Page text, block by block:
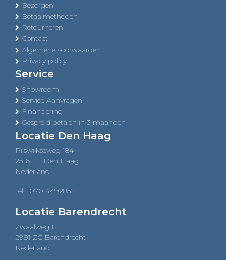
Bezorgen
Betaalmethoden
Retourneren
Contact
Algemene voorwaarden
Privacy policy
Service
Showroom
Service Aanvragen
Financiering
Gespreid betalen in 3 maanden
Locatie Den Haag
Rijswijkseweg 184
2516 EL Den Haag
Nederland
Tel: 070 4492852
Locatie Barendrecht
Zwaalweg 11
2991 ZC Barendrecht
Nederland